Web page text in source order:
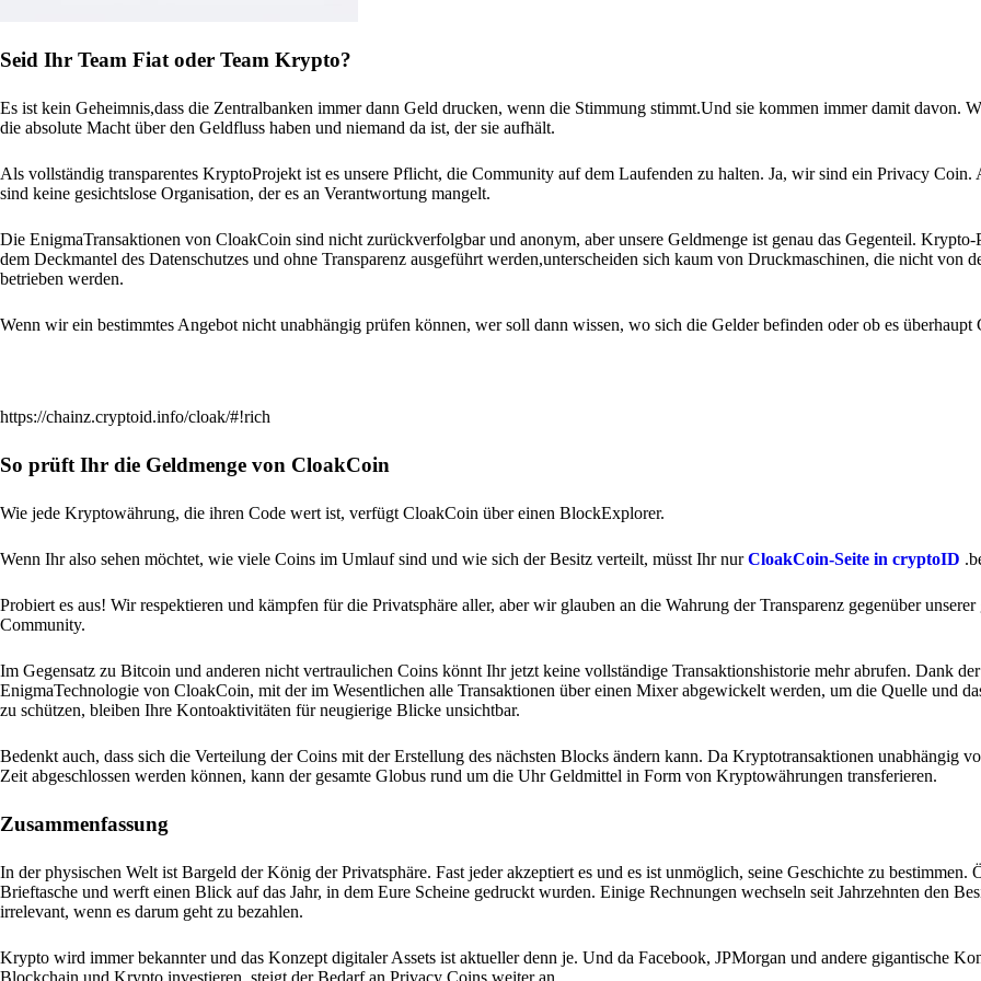
Seid Ihr Team Fiat oder Team Krypto?
Es ist kein Geheimnis,dass die Zentralbanken immer dann Geld drucken, wenn die Stimmung stimmt.Und sie kommen immer damit davon.
die absolute Macht über den Geldfluss haben und niemand da ist, der sie aufhält.
Als vollständig transparentes KryptoProjekt ist es unsere Pflicht, die Community auf dem Laufenden zu halten. Ja, wir sind ein Privacy Coin.
sind keine gesichtslose Organisation, der es an Verantwortung mangelt.
Die EnigmaTransaktionen von CloakCoin sind nicht zurückverfolgbar und anonym, aber unsere Geldmenge ist genau das Gegenteil. Krypto-
dem Deckmantel des Datenschutzes und ohne Transparenz ausgeführt werden,unterscheiden sich kaum von Druckmaschinen, die nicht von
betrieben werden.
Wenn wir ein bestimmtes Angebot nicht unabhängig prüfen können, wer soll dann wissen, wo sich die Gelder befinden oder ob es überhaupt
https://chainz.cryptoid.info/cloak/#!rich
So prüft Ihr die Geldmenge von CloakCoin
Wie jede Kryptowährung, die ihren Code wert ist, verfügt CloakCoin über einen BlockExplorer.
Wenn Ihr also sehen möchtet, wie viele Coins im Umlauf sind und wie sich der Besitz verteilt, müsst Ihr nurCloakCoin-Seite in cryptoID
Probiert es aus! Wir respektieren und kämpfen für die Privatsphäre aller, aber wir glauben an die Wahrung der Transparenz gegenüber unserer
Community.
Im Gegensatz zu Bitcoin und anderen nicht vertraulichen Coins könnt Ihr jetzt keine vollständige Transaktionshistorie mehr abrufen. Dank der
EnigmaTechnologie von CloakCoin, mit der im Wesentlichen alle Transaktionen über einen Mixer abgewickelt werden, um die Quelle und
zu schützen, bleiben Ihre Kontoaktivitäten für neugierige Blicke unsichtbar.
Bedenkt auch, dass sich die Verteilung der Coins mit der Erstellung des nächsten Blocks ändern kann. Da Kryptotransaktionen unabhängig
Zeit abgeschlossen werden können, kann der gesamte Globus rund um die Uhr Geldmittel in Form von Kryptowährungen transferieren.
Zusammenfassung
In der physischen Welt ist Bargeld der König der Privatsphäre. Fast jeder akzeptiert es und es ist unmöglich, seine Geschichte zu bestimmen.
Brieftasche und werft einen Blick auf das Jahr, in dem Eure Scheine gedruckt wurden. Einige Rechnungen wechseln seit Jahrzehnten den
irrelevant, wenn es darum geht zu bezahlen.
Krypto wird immer bekannter und das Konzept digitaler Assets ist aktueller denn je. Und da Facebook, JPMorgan und andere gigantische
Blockchain und Krypto investieren, steigt der Bedarf an Privacy Coins weiter an.